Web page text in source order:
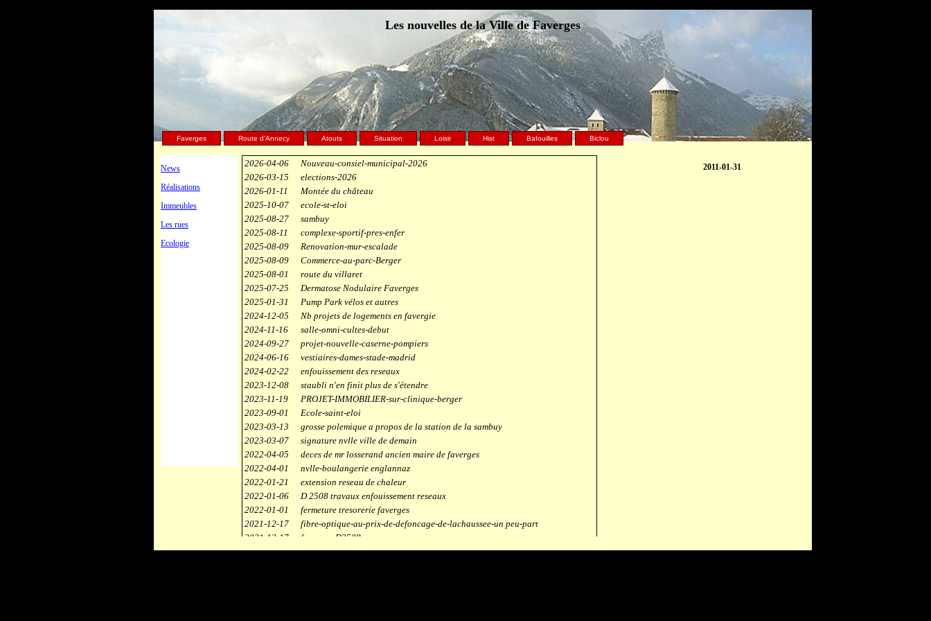
Les nouvelles de la Ville de Faverges
News
Réalisations
Immeubles
Les rues
Ecologie
Faverges Route d'Annecy Atouts Situation Loisir Hist Bafouilles Biclou
2026-04-06
Nouveau-consiel-municipal-2026
2026-03-15
elections-2026
2026-01-11
Montée du château
2025-10-07
ecole-st-eloi
2025-08-27
sambuy
2025-08-11
complexe-sportif-pres-enfer
2025-08-09
Renovation-mur-escalade
2025-08-09
Commerce-au-parc-Berger
2025-08-01
route du villaret
2025-07-25
Dermatose Nodulaire Faverges
2025-01-31
Pump Park vélos et autres
2024-12-05
Nb projets de logements en favergie
2024-11-16
salle-omni-cultes-debut
2024-09-27
projet-nouvelle-caserne-pompiers
2024-06-16
vestiaires-dames-stade-madrid
2024-02-22
enfouissement des reseaux
2023-12-08
staubli n'en finit plus de s'étendre
2023-11-19
PROJET-IMMOBILIER-sur-clinique-berger
2023-09-01
Ecole-saint-eloi
2023-03-13
grosse polemique a propos de la station de la sambuy
2023-03-07
signature nvlle ville de demain
2022-04-05
deces de mr losserand ancien maire de faverges
2022-04-01
nvlle-boulangerie englannaz
2022-01-21
extension reseau de chaleur
2022-01-06
D 2508 travaux enfouissement reseaux
2022-01-01
fermeture tresorerie faverges
2021-12-17
fibre-optique-au-prix-de-defoncage-de-lachaussee-un peu-part
2021-12-17
faverges-D2508
2021-12-17
staubli
2011-01-31